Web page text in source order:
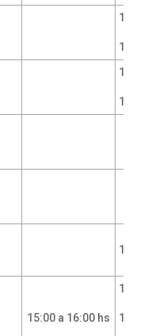
13:30 a
15:00 a
15:00 a
16:30 a
14:00 a
15:00 a 16:00 hs
11:00 a
12:00 a